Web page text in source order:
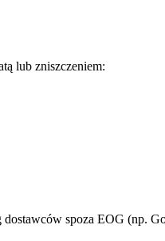
lub zniszczeniem:
spoza EOG (np.